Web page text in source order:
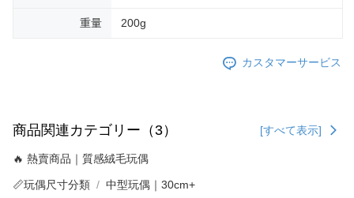
重量 200g
カスタマーサービス
商品関連カテゴリー（3） [すべて表示]
🔥 熱賣商品｜質感絨毛玩偶
📏玩偶尺寸分類 中型玩偶｜30cm+